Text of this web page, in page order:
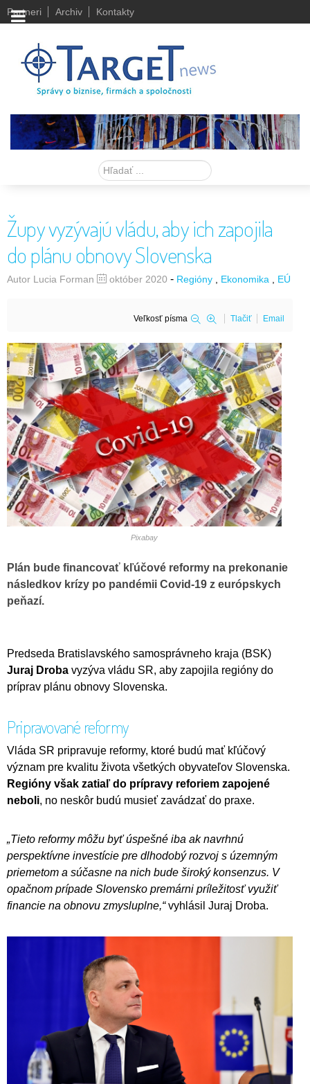
Partneri Archiv Kontakty
Hľadať
Župy vyzývajú vládu, aby ich zapojila
do plánu obnovy Slovenska
Autor Lucia Forman október 2020 - Regióny Ekonomika EÚ
Veľkosť písma Tlačiť Email
Pixabay
Plán bude financovať kľúčové reformy na prekonanie
následkov krízy po pandémii Covid-19 z európskych
peňazí.
Predseda Bratislavského samosprávneho kraja (BSK)
Juraj Droba vyzýva vládu SR, aby zapojila regióny do
príprav plánu obnovy Slovenska.
Pripravované reformy
Vláda SR pripravuje reformy, ktoré budú mať kľúčový
význam pre kvalitu života všetkých obyvateľov Slovenska.
Regióny však zatiaľ do prípravy reforiem zapojené
neboli, no neskôr budú musieť zavádzať do praxe.
„Tieto reformy môžu byť úspešné iba ak navrhnú
perspektívne investície pre dlhodobý rozvoj s územným
priemetom a súčasne na nich bude široký konsenzus. V
opačnom prípade Slovensko premárni príležitosť využiť
financie na obnovu zmysluplne,“vyhlásil Juraj Droba.